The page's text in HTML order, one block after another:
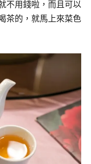
不用錢啦，而且可以
茶的，就馬上來菜色